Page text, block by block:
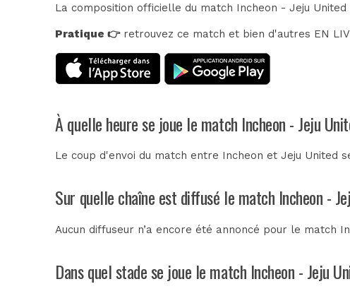
La composition officielle du match Incheon - Jeju
Pratique 👉retrouvez ce match et bien d'autres EN
À quelle heure se joue le match Incheon - Jeju
Le coup d'envoi du match entre Incheon et Jeju United
Sur quelle chaîne est diffusé le match Incheon -
Aucun diffuseur n’a encore été annoncé pour le match
Dans quel stade se joue le match Incheon - Jeju